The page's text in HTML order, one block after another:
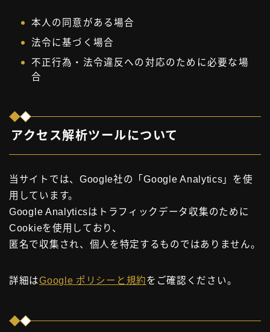
本人の同意がある場合
法令に基づく場合
不正行為・法令違反への対応のために必要な場
合
アクセス解析ツールについて
当サイトでは、Google社の「Google Analytics」を使
用しています。
Google Analyticsはトラフィックデータ収集のために
Cookieを使用しており、
匿名で収集され、個人を特定するものではありません。
詳細はGoogle ポリシーと規約をご確認ください。